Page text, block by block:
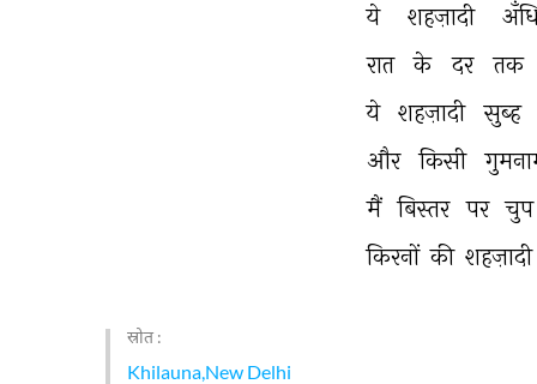
ये
शहज़ादी
रात
के दर
तक
ये शहज़ादी सुब्ह
और किसी
मैं बिस्तर पर
किरनों की शहज़ादी
स्रोत :
Khilauna,New Delhi